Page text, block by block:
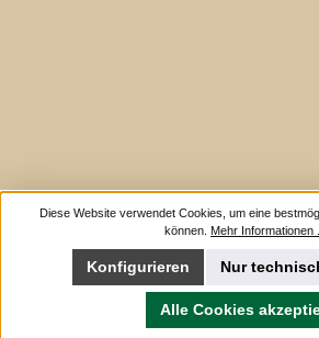
Diese Website verwendet Cookies, um eine
können. Mehr Informationen ...
Nur
Konfigurieren
Alle Cookies